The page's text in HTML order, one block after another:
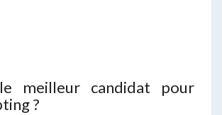
meilleur candidat pour
?